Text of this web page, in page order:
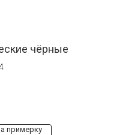
чёрные
примерку